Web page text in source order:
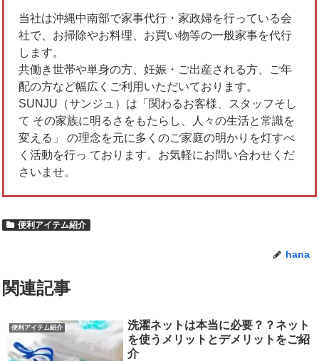
当社は沖縄中南部で家事代行・家政婦を行っている会
社で、お掃除やお料理、お買い物等の一般家事を代行
します。
共働き世帯や単身の方、妊娠・ご出産される方、ご年
配の方など幅広くご利用いただいております。
SUNJU（サンジュ）は「関わるお客様、スタッフそし
て その家族に明るさをもたらし、人々の生活と常識を
変える」 の理念を元に多くのご家庭の明かりを灯すべ
く活動を行っ ております。お気軽にお問い合わせくだ
さいませ。
便利アイテム紹介
hana
関連記事
便利アイテム紹介
洗濯ネットは本当に必要？？ネット
を使うメリットとデメリットをご紹
介